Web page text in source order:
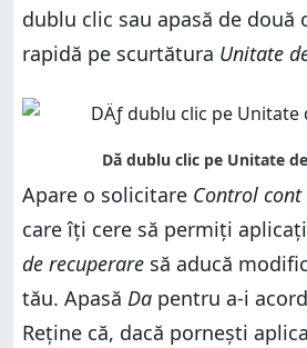
dublu clic sau apasă de două
rapidă pe scurtătura Unitate
Apare o solicitare Control
care îți cere să permiți
de recuperare să aducă
tău. Apasă Da pentru a-i
Reține că, dacă pornești